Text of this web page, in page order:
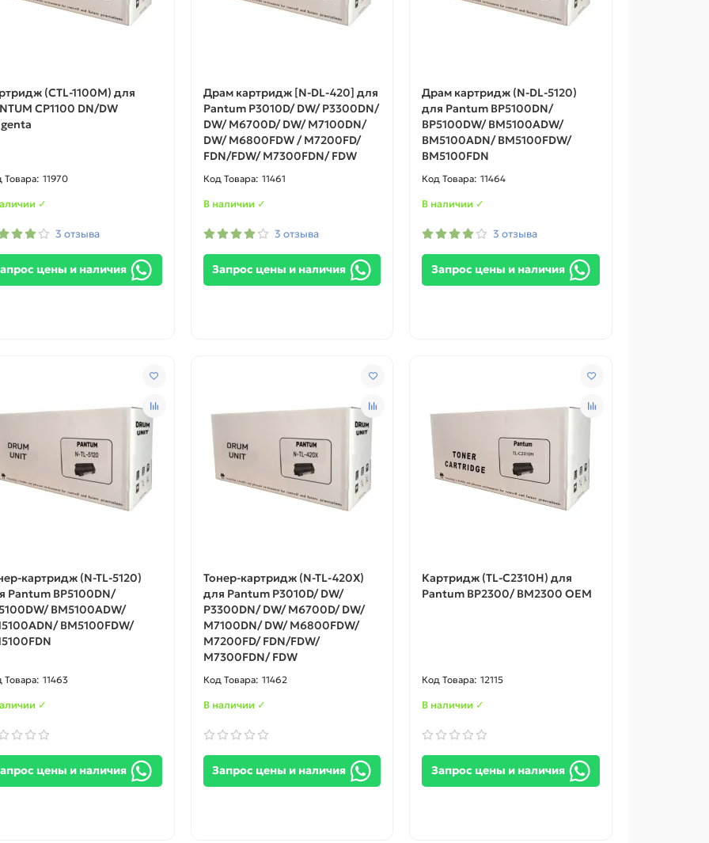
(CTL-1100M) для
CP1100 DN/DW
11970
✓
3 отзыва
цены и наличия
Драм картридж [N-DL-420] для
Pantum P3010D/ DW/ P3300DN/
DW/ M6700D/ DW/ M7100DN/
DW/ M6800FDW / M7200FD/
FDN/FDW/ M7300FDN/ FDW
11461
В наличии ✓
3 отзыва
Запрос цены и наличия
Драм картридж (N-DL-5120)
для Pantum BP5100DN/
BP5100DW/ BM5100ADW/
BM5100ADN/ BM5100FDW/
BM5100FDN
11464
В наличии ✓
3 отзыва
Запрос цены и наличия
картридж (N-TL-5120)
Pantum BP5100DN/
BM5100ADW/
BM5100FDW/
11463
✓
цены и наличия
Тонер-картридж (N-TL-420X)
для Pantum P3010D/ DW/
P3300DN/ DW/ M6700D/ DW/
M7100DN/ DW/ M6800FDW/
M7200FD/ FDN/FDW/
M7300FDN/ FDW
11462
В наличии ✓
Запрос цены и наличия
Картридж (TL-C2310H) для
Pantum BP2300/ BM2300 ОЕМ
12115
В наличии ✓
Запрос цены и наличия